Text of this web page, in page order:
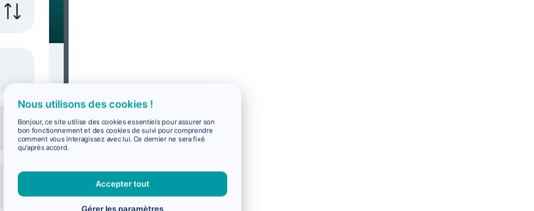
Nous utilisons des cookies !
Bonjour, ce site utilise des cookies essentiels pour assurer son
bon fonctionnement et des cookies de suivi pour comprendre
comment vous interagissez avec lui. Ce dernier ne sera fixé
qu'après accord.
Accepter tout
Gérer les paramètres